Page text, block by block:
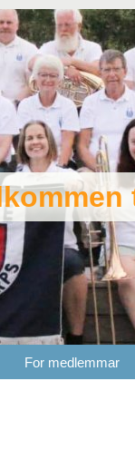
For medlemmar